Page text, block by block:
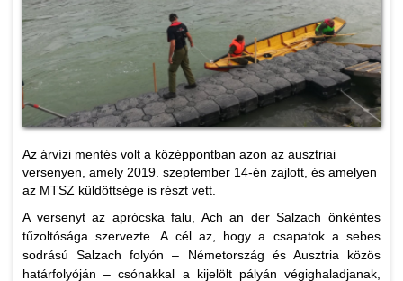
Az árvízi mentés volt a középpontban azon az ausztriai
versenyen, amely 2019. szeptember 14-én zajlott, és amelyen
az MTSZ küldöttsége is részt vett.
A versenyt az aprócska falu, Ach an der Salzach önkéntes
tűzoltósága szervezte. A cél az, hogy a csapatok a sebes
sodrású Salzach folyón – Németország és Ausztria közös
határfolyóján – csónakkal a kijelölt pályán végighaladjanak,